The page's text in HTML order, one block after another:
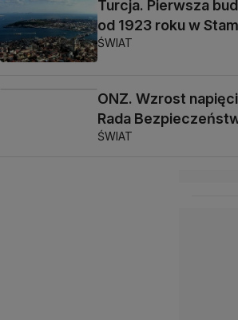
Turcja. Pierwsza
od 1923 roku w
ŚWIAT
ONZ. Wzrost
Rada
ŚWIAT